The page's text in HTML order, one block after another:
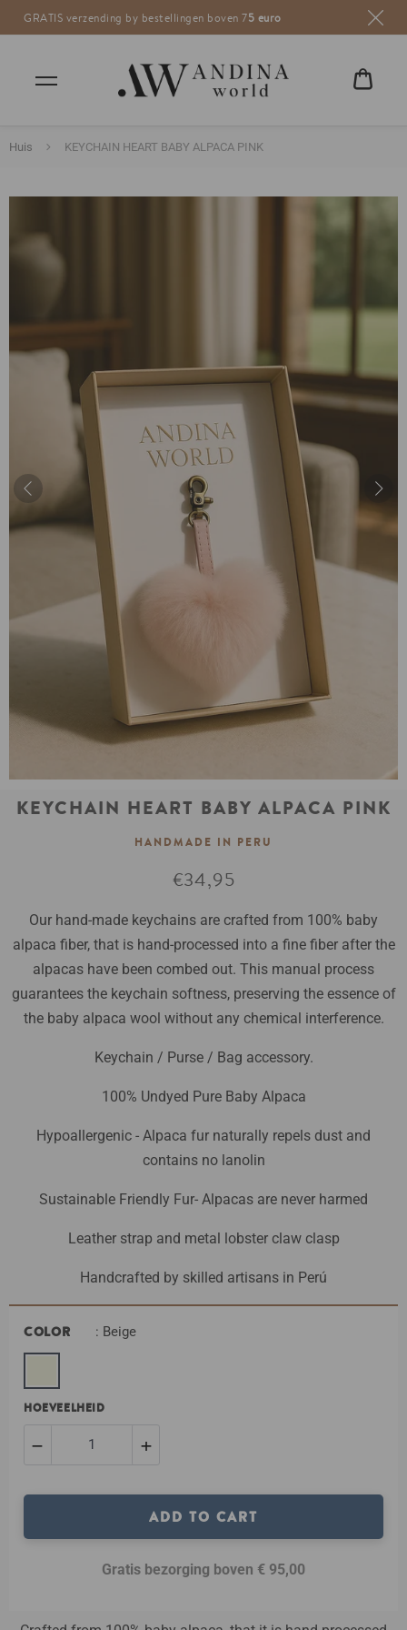
GRATIS verzending by bestellingen boven 75 euro
Andina World weaving life
€0,00
Huis KEYCHAIN HEART BABY ALPACA PINK
KEYCHAIN HEART BABY ALPACA PINK
HANDMADE IN PERU
prijs
€34,95
Our hand-made keychains are crafted from 100% baby
alpaca fiber, that is hand-processed into a fine fiber after the
alpacas have been combed out. This manual process
guarantees the keychain softness, preserving the essence of
the baby alpaca wool without any chemical interference.
Keychain / Purse / Bag accessory.
100% Undyed Pure Baby Alpaca
Hypoallergenic - Alpaca fur naturally repels dust and
contains no lanolin
Sustainable Friendly Fur- Alpacas are never harmed
Leather strap and metal lobster claw clasp
Handcrafted by skilled artisans in Perú
: Beige
COLOR
HOEVEELHEID
− +
de
ADD TO CART
Gratis bezorging boven € 95,00